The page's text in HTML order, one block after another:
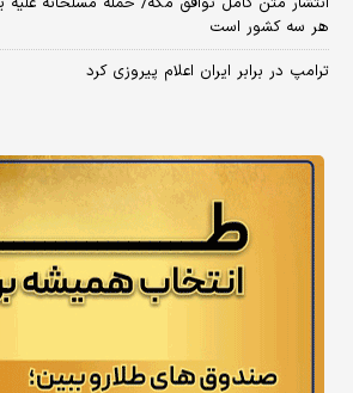
هر سه کشور است
ترامپ در برابر ایران اعلام پیروزی کرد